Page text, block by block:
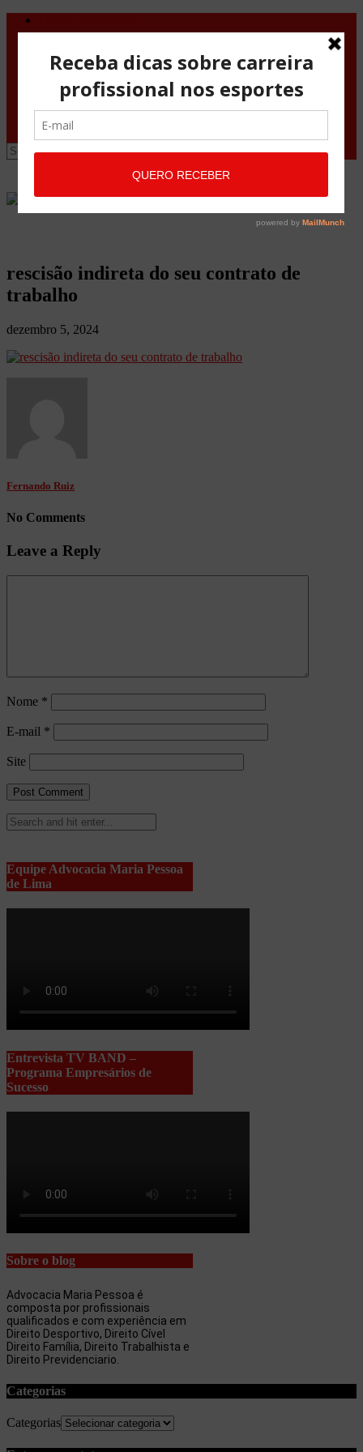
Vistos de viagem
Orientações Gerais
Fale Conosco
Advocacia Maria Pessoa
Advocacia Maria Pessoa Desportivo
rescisão indireta do seu contrato de
trabalho
dezembro 5, 2024
Fernando Ruiz
No Comments
Leave a Reply
Nome *
E-mail *
Site
Equipe Advocacia Maria Pessoa
de Lima
Entrevista TV BAND –
Programa Empresários de
Sucesso
Sobre o blog
Advocacia Maria Pessoa é
composta por profissionais
qualificados e com experiência em
Direito Desportivo, Direito Cível
Direito Família, Direito Trabalhista e
Direito Previdenciario.
Categorias
Categorias